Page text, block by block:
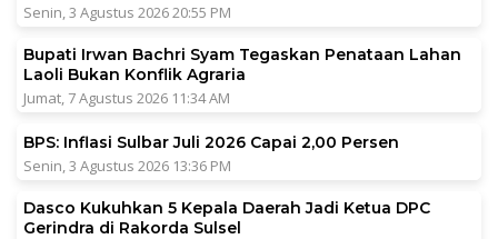
Senin, 3 Agustus 2026 20:55 PM
Bupati Irwan Bachri Syam Tegaskan Penataan Lahan
Laoli Bukan Konflik Agraria
Jumat, 7 Agustus 2026 11:34 AM
BPS: Inflasi Sulbar Juli 2026 Capai 2,00 Persen
Senin, 3 Agustus 2026 13:36 PM
Dasco Kukuhkan 5 Kepala Daerah Jadi Ketua DPC
Gerindra di Rakorda Sulsel